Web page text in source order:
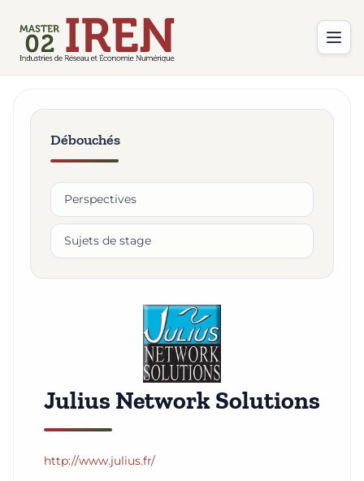
Débouchés
Perspectives
Sujets de stage
Julius Network Solutions
http://www.julius.fr/